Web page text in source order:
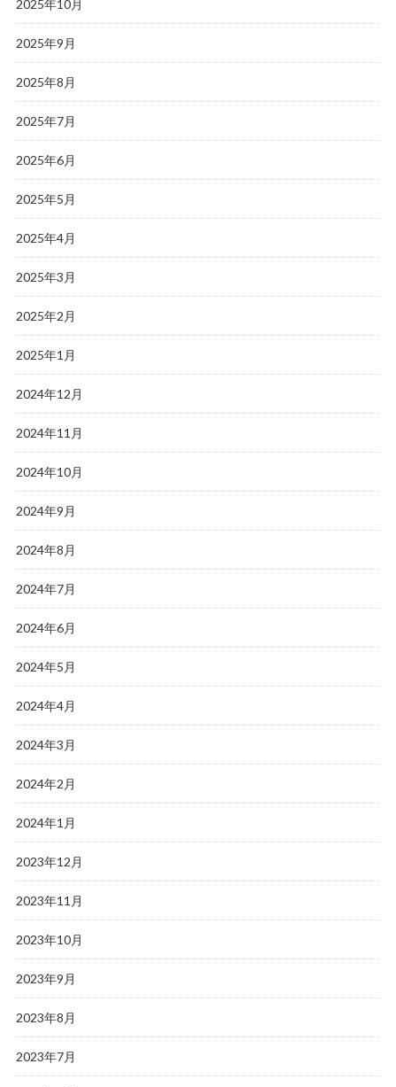
2025年10月
2025年9月
2025年8月
2025年7月
2025年6月
2025年5月
2025年4月
2025年3月
2025年2月
2025年1月
2024年12月
2024年11月
2024年10月
2024年9月
2024年8月
2024年7月
2024年6月
2024年5月
2024年4月
2024年3月
2024年2月
2024年1月
2023年12月
2023年11月
2023年10月
2023年9月
2023年8月
2023年7月